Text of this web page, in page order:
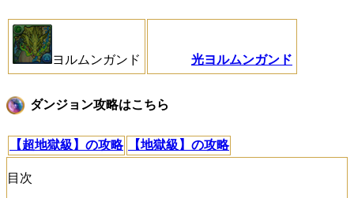
ヨルムンガンド 光ヨルムンガンド
ダンジョン攻略はこちら
【超地獄級】の攻略 【地獄級】の攻略
目次